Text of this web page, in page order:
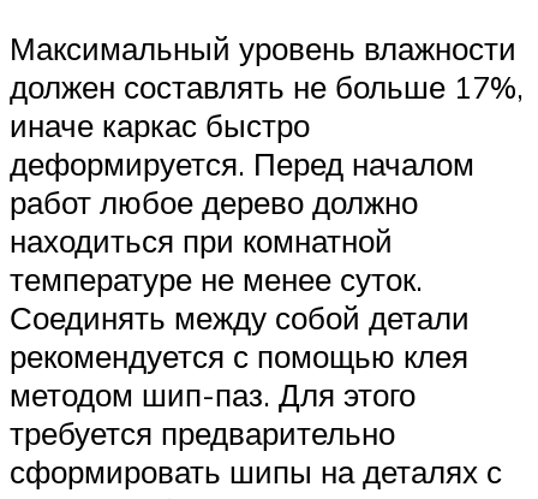
Максимальный уровень влажности
должен составлять не больше 17%,
иначе каркас быстро
деформируется. Перед началом
работ любое дерево должно
находиться при комнатной
температуре не менее суток.
Соединять между собой детали
рекомендуется с помощью клея
методом шип-паз. Для этого
требуется предварительно
сформировать шипы на деталях с